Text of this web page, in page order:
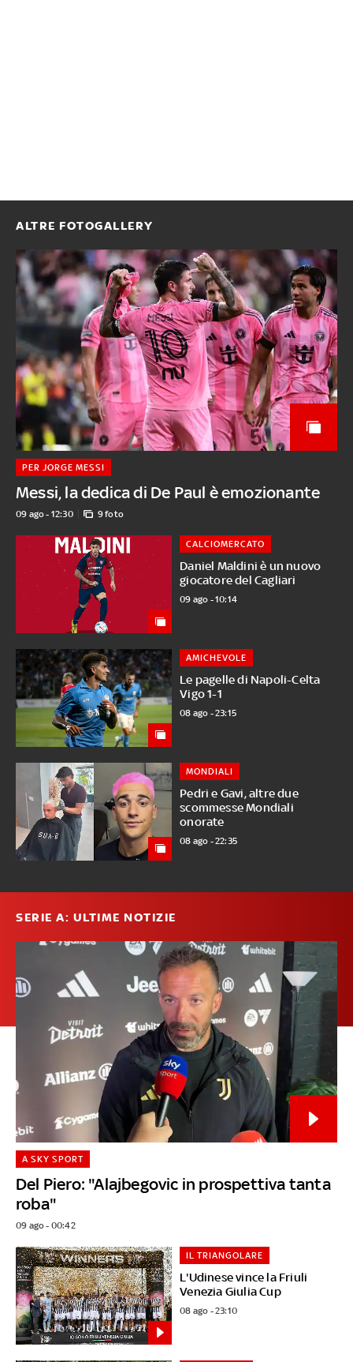
ALTRE FOTOGALLERY
Messi, la dedica di De Paul è emozionante
PER JORGE MESSI
09 ago - 12:30 9 foto
Daniel Maldini è un nuovo
giocatore del Cagliari
CALCIOMERCATO
09 ago - 10:14
Le pagelle di Napoli-Celta
Vigo 1-1
AMICHEVOLE
08 ago - 23:15
Pedri e Gavi, altre due
scommesse Mondiali
onorate
MONDIALI
08 ago - 22:35
SERIE A: ULTIME NOTIZIE
Del Piero: "Alajbegovic in prospettiva tanta
roba"
A SKY SPORT
09 ago - 00:42
L'Udinese vince la Friuli
Venezia Giulia Cup
IL TRIANGOLARE
08 ago - 23:10